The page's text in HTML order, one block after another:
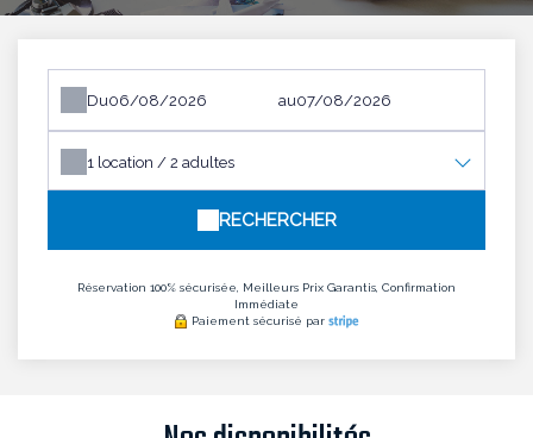
Du au
1 location / 2 adultes
RECHERCHER
Réservation 100% sécurisée, Meilleurs Prix Garantis, Confirmation
Immédiate
Paiement sécurisé par